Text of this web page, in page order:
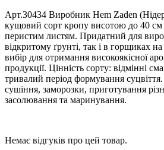
Арт.30434 Виробник Hem Zaden
кущовий сорт кропу висотою до 40 см
перистим листям. Придатний для
відкритому ґрунті, так і в горщиках
вибір для отримання високоякісної
продукції. Цінність сорту: відмінні
тривалий період формування
сушіння, заморозки, приготування
засолювання та маринування.
Немає відгуків про цей товар.